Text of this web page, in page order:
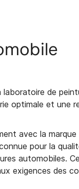
laboratoire de
optimale et une
avec la marque
pour la
automobiles.
exigences des